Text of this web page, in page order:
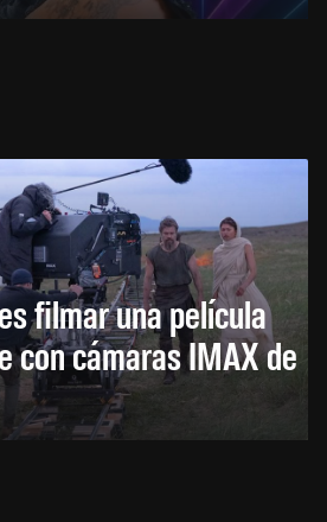
filmar una película
con cámaras IMAX de